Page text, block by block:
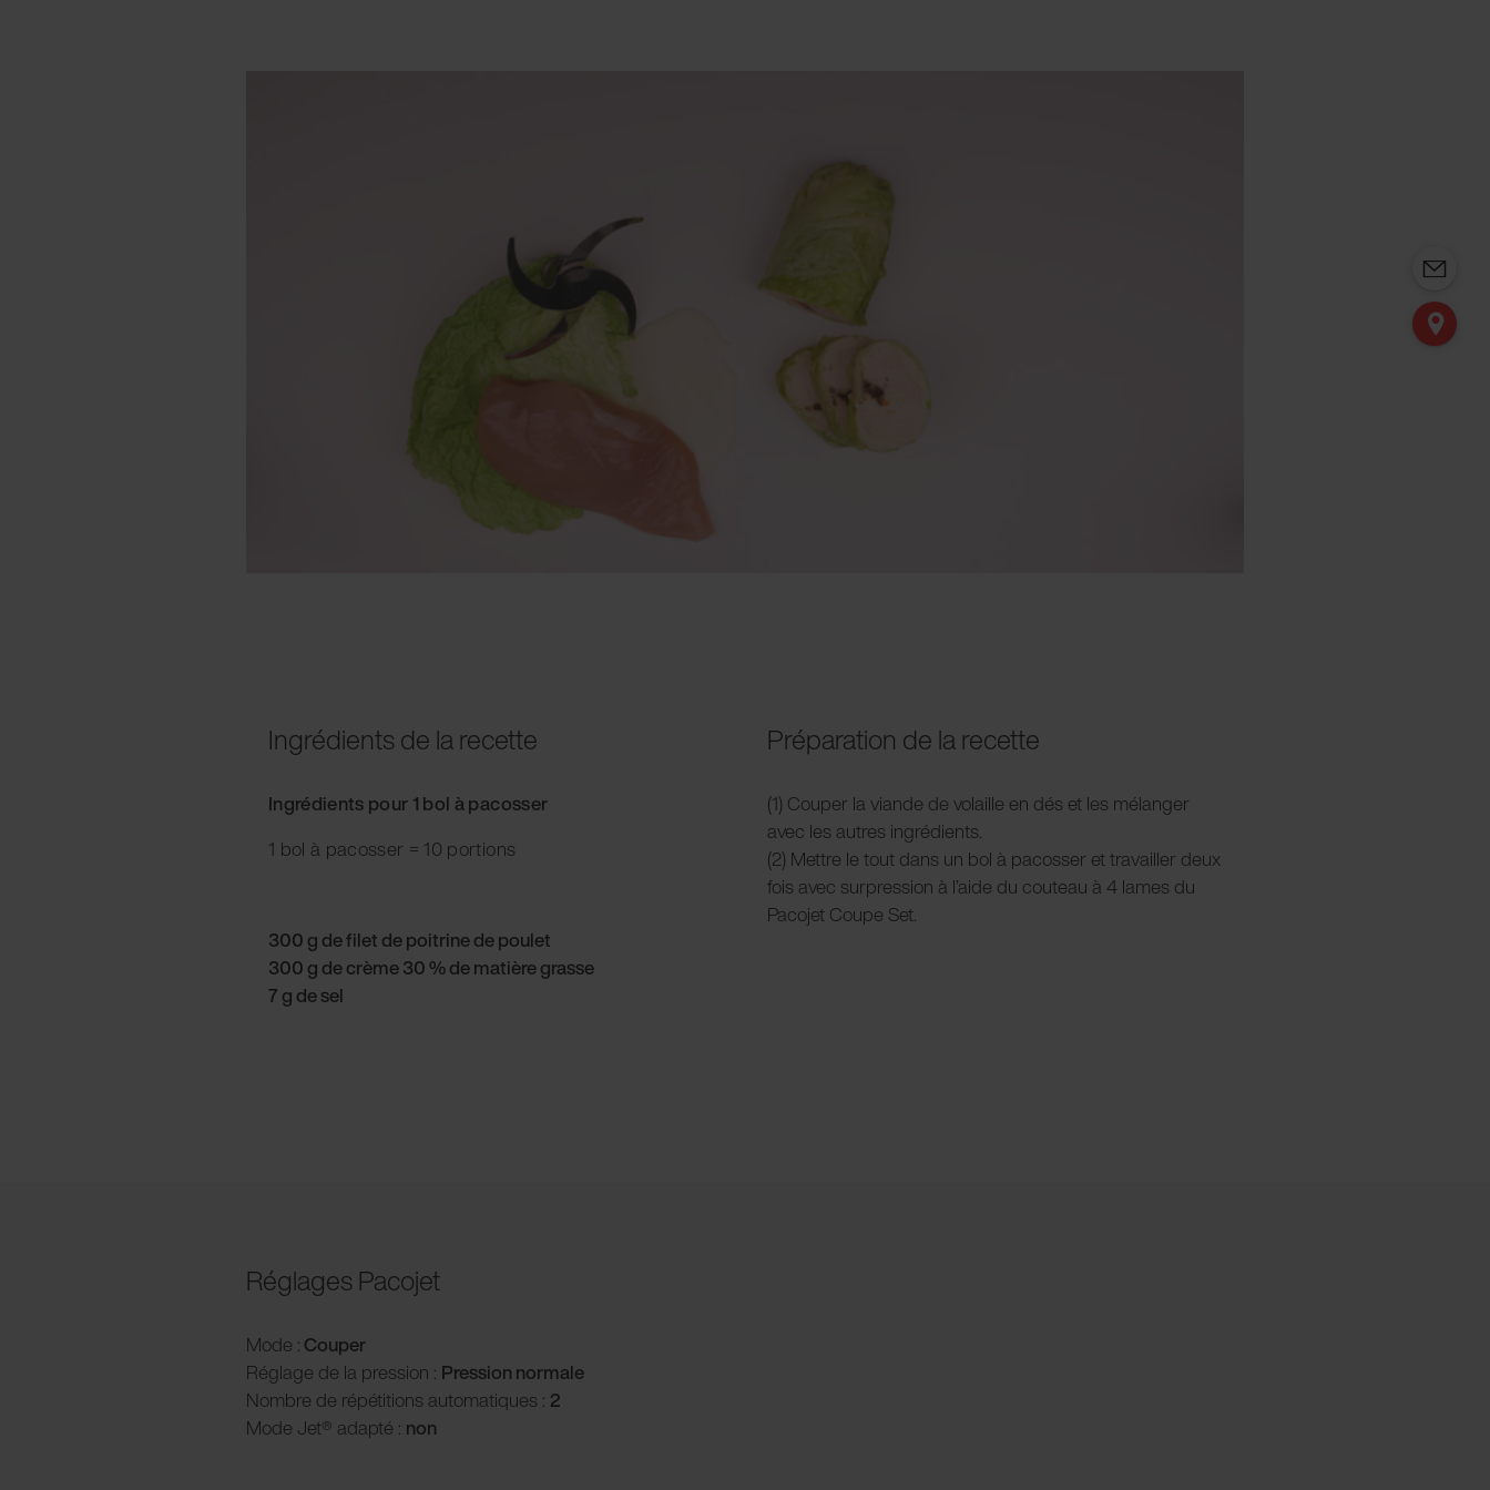
Ingrédients de la recette
Ingrédients pour 1 bol à pacosser
1 bol à pacosser = 10 portions
300 g de filet de poitrine de poulet
300 g de crème 30 % de matière grasse
7 g de sel
Préparation de la recette
(1) Couper la viande de volaille en dés et les mélanger
avec les autres ingrédients.
(2) Mettre le tout dans un bol à pacosser et travailler deux
fois avec surpression à l’aide du couteau à 4 lames du
Pacojet Coupe Set.
Réglages Pacojet
Mode : Couper
Réglage de la pression : Pression normale
Nombre de répétitions automatiques : 2
Mode Jet® adapté : non